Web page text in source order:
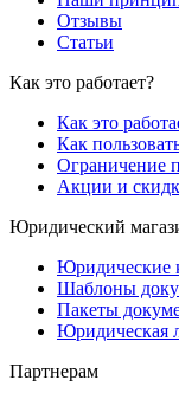
Отзывы
Статьи
Как это работает?
Как это
Как
Ограничение
Акции и
Юридический
Юридические
Шаблоны
Пакеты
Юридическая
Партнерам